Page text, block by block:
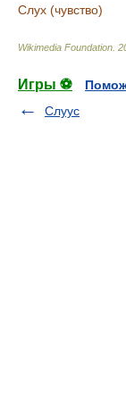
Слух (чувство)
Wikimedia Foundation
Игры ⚽
Слуус